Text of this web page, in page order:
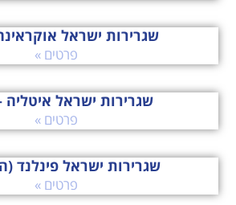
שגרירות ישראל
פרטים »
שגרירות ישראל איטליה
פרטים »
שגרירות ישראל פינלנד
פרטים »